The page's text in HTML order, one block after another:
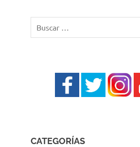
CATEGORÍAS